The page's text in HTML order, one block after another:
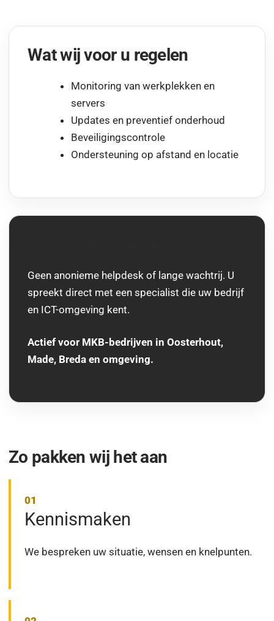
Wat wij voor u regelen
Monitoring van werkplekken en
servers
Updates en preventief onderhoud
Beveiligingscontrole
Ondersteuning op afstand en locatie
Geen anonieme helpdesk of lange wachtrij. U
spreekt direct met een specialist die uw bedrijf
en ICT-omgeving kent.
Actief voor MKB-bedrijven in Oosterhout,
Made, Breda en omgeving.
Zo pakken wij het aan
Kennismaken
We bespreken uw situatie, wensen en knelpunten.